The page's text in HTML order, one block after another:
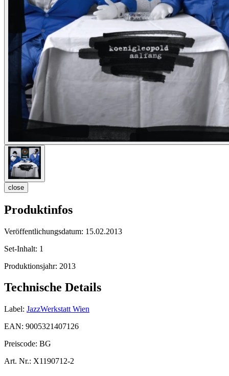
close
Produktinfos
Veröffentlichungsdatum: 15.02.2013
Set-Inhalt: 1
Produktionsjahr: 2013
Technische Details
Label: JazzWerkstatt Wien
EAN: 9005321407126
Preiscode: BG
Art. Nr.: X1190712-2